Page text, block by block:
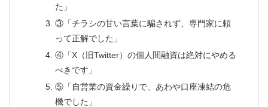
た」
③「チラシの甘い言葉に騙されず、専門家に頼
って正解でした」
④「X（旧Twitter）の個人間融資は絶対にやめる
べきです」
⑤「自営業の資金繰りで、あわや口座凍結の危
機でした」